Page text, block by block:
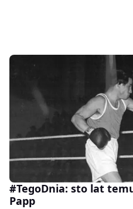
#TegoDnia: sto lat
Papp